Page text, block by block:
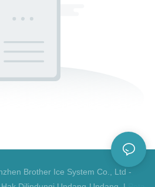
Brother Ice System Co., Ltd -